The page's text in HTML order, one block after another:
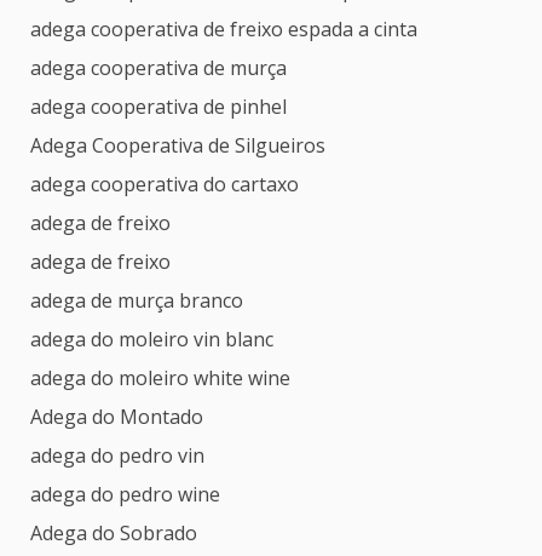
adega cooperativa de freixo espada a cinta
adega cooperativa de murça
adega cooperativa de pinhel
Adega Cooperativa de Silgueiros
adega cooperativa do cartaxo
adega de freixo
adega de freixo
adega de murça branco
adega do moleiro vin blanc
adega do moleiro white wine
Adega do Montado
adega do pedro vin
adega do pedro wine
Adega do Sobrado